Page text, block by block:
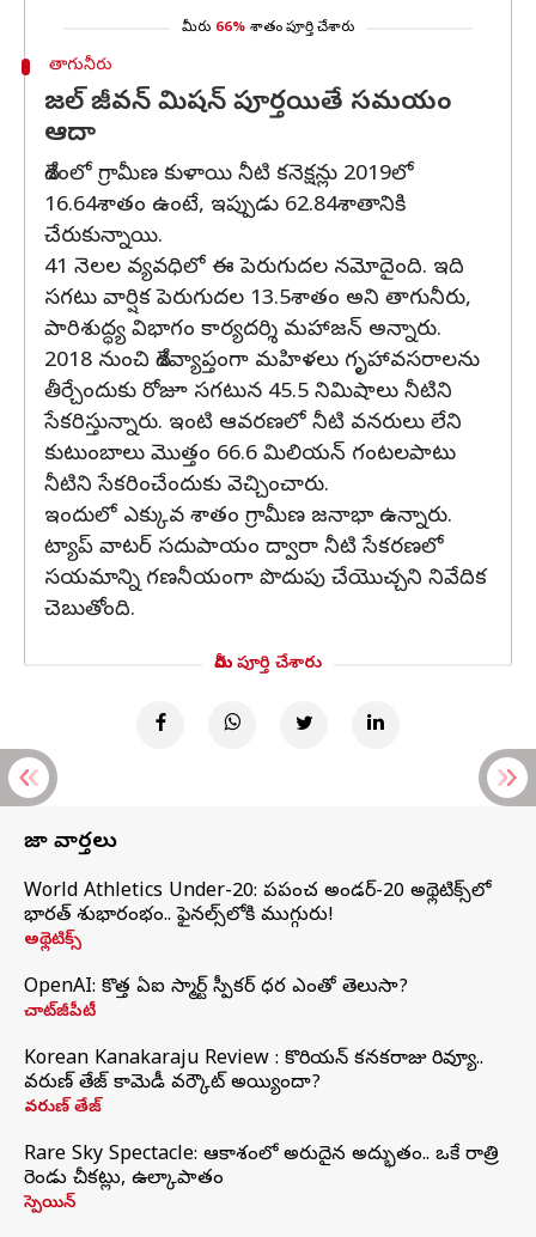
మీరు 66% శాతం పూర్తి చేశారు
తాగునీరు
జల్ జీవన్ మిషన్ పూర్తయితే సమయం
ఆదా
దేశంలో గ్రామీణ కుళాయి నీటి కనెక్షన్లు 2019లో
16.64శాతం ఉంటే, ఇప్పుడు 62.84శాతానికి
చేరుకున్నాయి.
41 నెలల వ్యవధిలో ఈ పెరుగుదల నమోదైంది. ఇది
సగటు వార్షిక పెరుగుదల 13.5శాతం అని తాగునీరు,
పారిశుద్ధ్య విభాగం కార్యదర్శి మహాజన్ అన్నారు.
2018 నుంచి దేశవ్యాప్తంగా మహిళలు గృహావసరాలను
తీర్చేందుకు రోజూ సగటున 45.5 నిమిషాలు నీటిని
సేకరిస్తున్నారు. ఇంటి ఆవరణలో నీటి వనరులు లేని
కుటుంబాలు మొత్తం 66.6 మిలియన్ గంటలపాటు
నీటిని సేకరించేందుకు వెచ్చించారు.
ఇందులో ఎక్కువ శాతం గ్రామీణ జనాభా ఉన్నారు.
ట్యాప్ వాటర్ సదుపాయం ద్వారా నీటి సేకరణలో
సయమాన్ని గణనీయంగా పొదుపు చేయొచ్చని నివేదిక
చెబుతోంది.
మీరు పూర్తి చేశారు
తాజా వార్తలు
World Athletics Under-20: ప్రపంచ అండర్-20 అథ్లెటిక్స్‌లో
భారత్‌ శుభారంభం.. ఫైనల్స్‌లోకి ముగ్గురు!
అథ్లెటిక్స్
OpenAI: కొత్త ఏఐ స్మార్ట్ స్పీకర్ ధర ఎంతో తెలుసా?
చాట్‌జీపీటీ
Korean Kanakaraju Review : కొరియన్ కనకరాజు రివ్యూ..
వరుణ్ తేజ్ కామెడీ వర్కౌట్ అయ్యిందా?
వరుణ్ తేజ్
Rare Sky Spectacle: ఆకాశంలో అరుదైన అద్భుతం.. ఒకే రాత్రి
రెండు చీకట్లు, ఉల్కాపాతం
స్పెయిన్